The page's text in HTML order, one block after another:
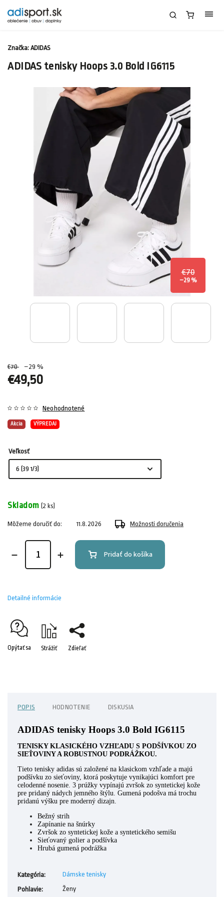
ADIDAS tenisky Hoops 3.0 Bold IG6115
€70
–29 %
€70 –29 %
€49,50
Akcia VÝPREDAJ
Neohodnotené
Značka: ADIDAS
Veľkosť
Skladom (2 ks)
Môžeme doručiť do: 11.8.2026 Možnosti doručenia
Pridať do košíka
Detailné informácie
Opýtať sa Strážiť Zdieľať
POPIS HODNOTENIE DISKUSIA
ADIDAS tenisky Hoops 3.0 Bold IG6115
TENISKY KLASICKÉHO VZHĽADU S PODŠÍVKOU ZO
SIEŤOVINY A ROBUSTNOU PODRÁŽKOU.
Tieto tenisky adidas sú založené na klasickom vzhľade a majú
podšívku zo sieťoviny, ktorá poskytuje vynikajúci komfort pre
celodenné nosenie. 3 prúžky vypínajú zvršok zo syntetickej kože
pre pridaný nádych jemného štýlu. Gumená podošva má trochu
pridanú výšku pre moderný dizajn.
Bežný strih
Zapínanie na šnúrky
Zvršok zo syntetickej kože a syntetického semišu
Sieťovaný golier a podšívka
Hrubá gumená podrážka
Kategória:
Dámske tenisky
Pohlavie: Ženy